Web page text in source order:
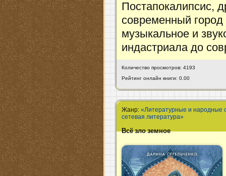
Постапокалипсис,
современный город
музыкальное и
индастриала до
Количество просмотров: 4193
Рейтинг онлайн книги: 0.00
Жанр:«Литературные и народные
сетевая литература»
Всё зло земное